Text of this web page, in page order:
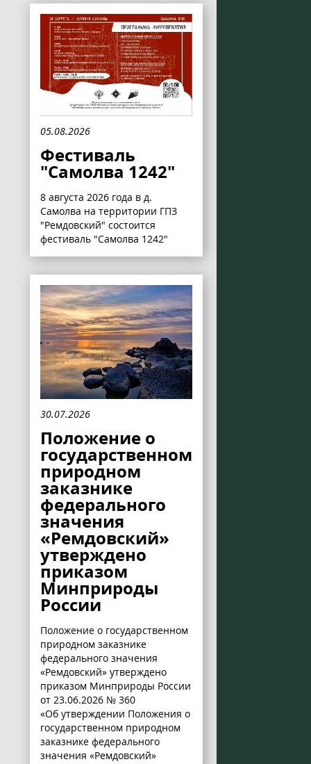
05.08.2026
Фестиваль
"Самолва 1242"
8 августа 2026 года в д.
Самолва на территории ГПЗ
"Ремдовский" состоится
фестиваль "Самолва 1242"
30.07.2026
Положение о
государственном
природном
заказнике
федерального
значения
«Ремдовский»
утверждено
приказом
Минприроды
России
Положение о государственном
природном заказнике
федерального значения
«Ремдовский» утверждено
приказом Минприроды России
от 23.06.2026 № 360
«Об утверждении Положения о
государственном природном
заказнике федерального
значения «Ремдовский»